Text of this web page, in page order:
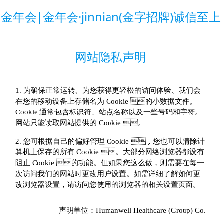
金年会|金年会·jinnian(金字招牌)诚信至上
网站隐私声明
1. 为确保正常运转、为您获得更轻松的访问体验、我们会
在您的移动设备上存储名为 Cookie 的小数据文件。
Cookie 通常包含标识符、站点名称以及一些号码和字符。
网站只能读取网站提供的 Cookie 。
2. 您可根据自己的偏好管理 Cookie ，您也可以清除计
算机上保存的所有 Cookie 。大部分网络浏览器都设有
阻止 Cookie 的功能。但如果您这么做，则需要在每一
次访问我们的网站时更改用户设置。如需详细了解如何更
改浏览器设置，请访问您使用的浏览器的相关设置页面。
声明单位：Humanwell Healthcare (Group) Co.